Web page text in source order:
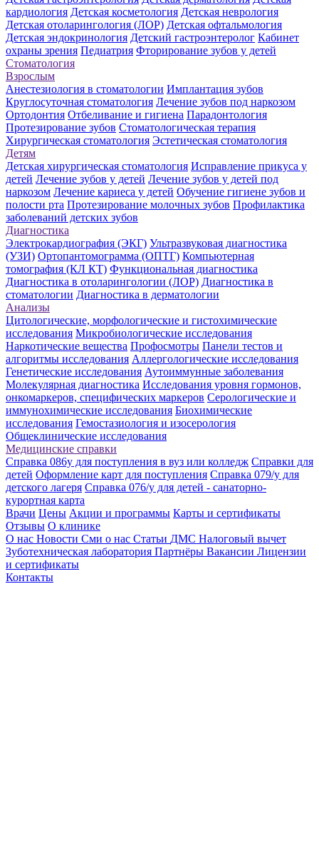
кардиология Детская косметология Детская неврология
Детская отоларингология (ЛОР) Детская офтальмология
Детская эндокринология Детский гастроэнтеролог Кабинет
охраны зрения Педиатрия Фторирование зубов у детей
Стоматология
Взрослым
Анестезиология в стоматологии Имплантация зубов
Круглосуточная стоматология Лечение зубов под наркозом
Ортодонтия Отбеливание и гигиена Парадонтология
Протезирование зубов Стоматологическая терапия
Хирургическая стоматология Эстетическая стоматология
Детям
Детская хирургическая стоматология Исправление прикуса у
детей Лечение зубов у детей Лечение зубов у детей под
наркозом Лечение кариеса у детей Обучение гигиене зубов и
полости рта Протезирование молочных зубов Профилактика
заболеваний детских зубов
Диагностика
Электрокардиография (ЭКГ) Ультразвуковая диагностика
(УЗИ) Ортопантомограмма (ОПТГ) Компьютерная
томография (КЛ КТ) Функциональная диагностика
Диагностика в отоларингологии (ЛОР) Диагностика в
стоматологии Диагностика в дерматологии
Анализы
Цитологические, морфологические и гистохимические
исследования Микробиологические исследования
Наркотические вещества Профосмотры Панели тестов и
алгоритмы исследования Аллергологические исследования
Генетические исследования Аутоиммунные заболевания
Молекулярная диагностика Исследования уровня гормонов,
онкомаркеров, специфических маркеров Серологические и
иммунохимические исследования Биохимические
исследования Гемостазиология и изосерология
Общеклинические исследования
Медицинские справки
Справка 086у для поступления в вуз или колледж Справки для
детей Оформление карт для поступления Справка 079/у для
детского лагеря Справка 076/у для детей - санаторно-
курортная карта
Врачи Цены Акции и программы Карты и сертификаты
Отзывы О клинике
О нас Новости Сми о нас Статьи ДМС Налоговый вычет
Зуботехническая лаборатория Партнёры Вакансии Лицензии
и сертификаты
Контакты